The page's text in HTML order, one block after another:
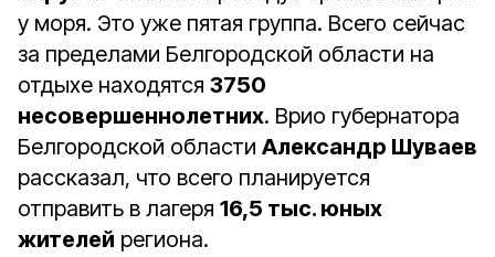
у моря. Это уже пятая группа. Всего сейчас
за пределами Белгородской области на
отдыхе находятся 3750
несовершеннолетних. Врио губернатора
Белгородской области Александр Шуваев
рассказал, что всего планируется
отправить в лагеря 16,5 тыс. юных
жителей региона.